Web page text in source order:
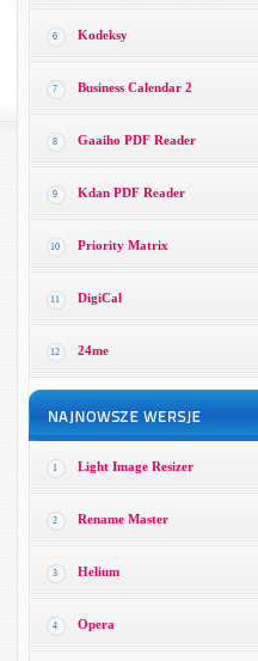
6 Kodeksy
7 Business Calendar 2
8 Gaaiho PDF Reader
9 Kdan PDF Reader
10 Priority Matrix
11 DigiCal
12 24me
1 Light Image Resizer
2 Rename Master
3 Helium
4 Opera